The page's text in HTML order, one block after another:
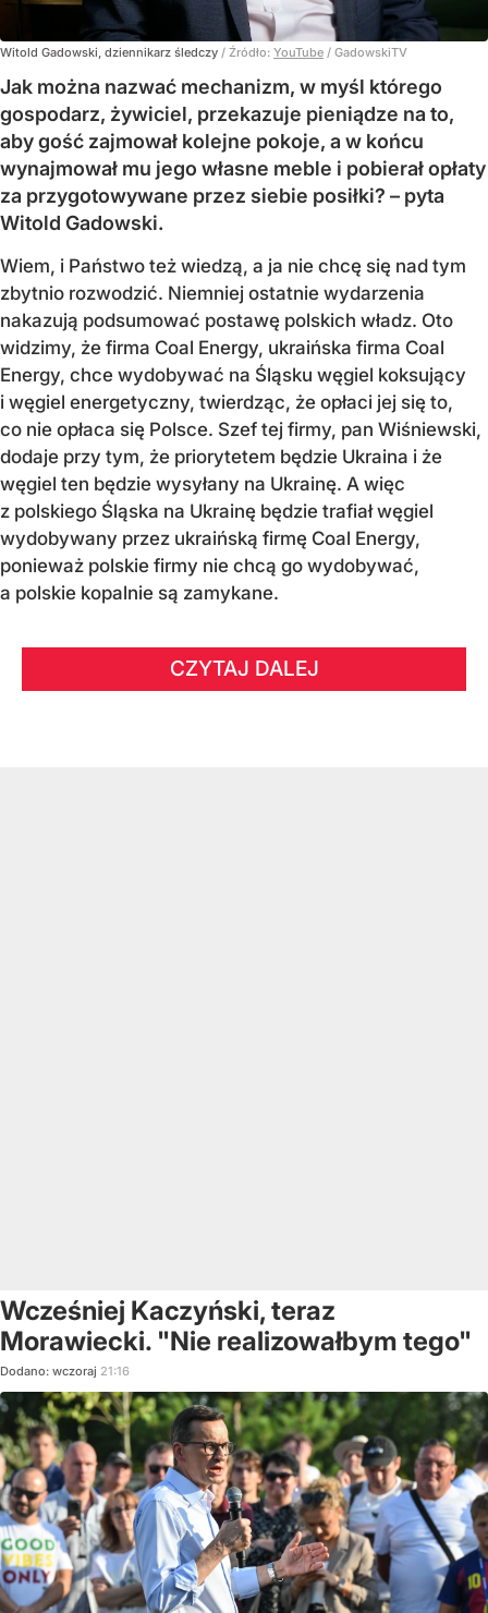
Witold Gadowski, dziennikarz śledczy / Źródło: YouTube / GadowskiTV
Jak można nazwać mechanizm, w myśl którego
gospodarz, żywiciel, przekazuje pieniądze na to,
aby gość zajmował kolejne pokoje, a w końcu
wynajmował mu jego własne meble i pobierał opłaty
za przygotowywane przez siebie posiłki? – pyta
Witold Gadowski.
Wiem, i Państwo też wiedzą, a ja nie chcę się nad tym
zbytnio rozwodzić. Niemniej ostatnie wydarzenia
nakazują podsumować postawę polskich władz. Oto
widzimy, że firma Coal Energy, ukraińska firma Coal
Energy, chce wydobywać na Śląsku węgiel koksujący
i węgiel energetyczny, twierdząc, że opłaci jej się to,
co nie opłaca się Polsce. Szef tej firmy, pan Wiśniewski,
dodaje przy tym, że priorytetem będzie Ukraina i że
węgiel ten będzie wysyłany na Ukrainę. A więc
z polskiego Śląska na Ukrainę będzie trafiał węgiel
wydobywany przez ukraińską firmę Coal Energy,
ponieważ polskie firmy nie chcą go wydobywać,
a polskie kopalnie są zamykane.
CZYTAJ DALEJ
Wcześniej Kaczyński, teraz
Morawiecki. "Nie realizowałbym tego"
Dodano: wczoraj 21:16